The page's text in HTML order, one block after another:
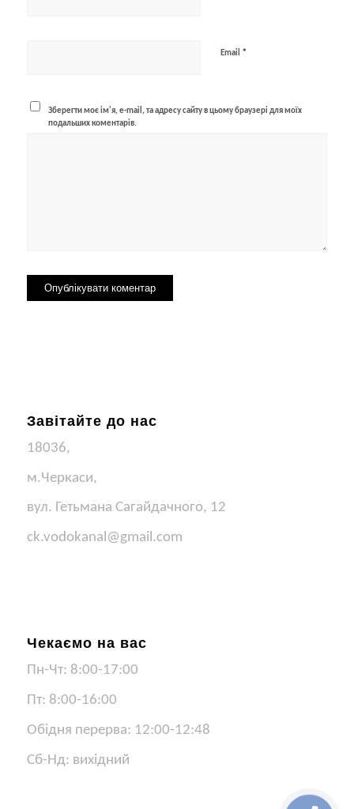
Email *
Зберегти моє ім'я, e-mail, та адресу сайту в цьому браузері для моїх
подальших коментарів.
Завітайте до нас
18036,
м.Черкаси,
вул. Гетьмана Сагайдачного, 12
ck.vodokanal@gmail.com
Чекаємо на вас
Пн-Чт: 8:00-17:00
Пт: 8:00-16:00
Обідня перерва: 12:00-12:48
Сб-Нд: вихідний